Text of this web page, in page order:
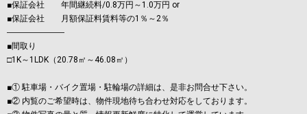
■保証会社 年間継続料/0.8万円～1.0万円 or
■保証会社 月額保証料賃料等の1％～2％
―――――――
■間取り
□1K～1LDK（20.78㎡～46.08㎡）
■① 駐車場・バイク置場・駐輪場の詳細は、是非お問合せ下さい。
■② 内覧のご希望時は、物件現地待ち合わせ対応をしております。